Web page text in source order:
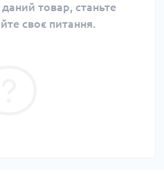
товар, станьте
своє питання.